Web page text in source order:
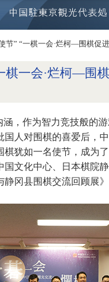
节” “一棋一会·烂柯—围棋促
棋一会·烂柯—围
，作为智力竞技般的
人对围棋的喜爱后，
棋犹如一名使节，成为
国文化中心、日本棋院
冈县围棋交流回顾展